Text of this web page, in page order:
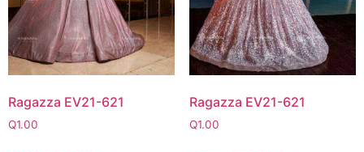
Ragazza EV21-621
Q1.00
Ragazza EV21-621
Q1.00